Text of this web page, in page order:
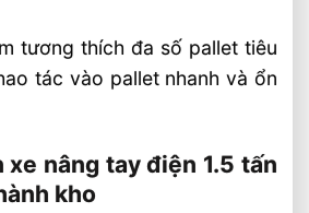
tương thích đa số pallet tiêu
tác vào pallet nhanh và ổn
nâng tay điện 1.5 tấn
kho